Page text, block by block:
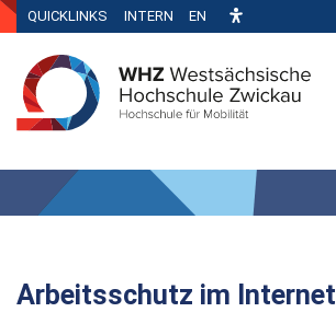
QUICKLINKS INTERN EN
Arbeitsschutz im Internet